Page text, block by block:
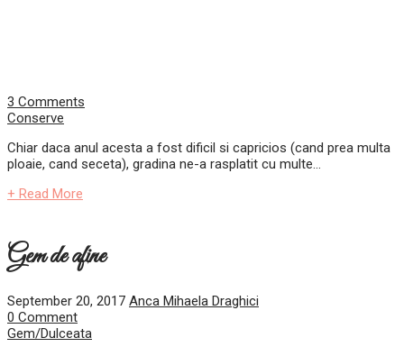
3 Comments
Conserve
Chiar daca anul acesta a fost dificil si capricios (cand prea multa
ploaie, cand seceta), gradina ne-a rasplatit cu multe...
+ Read More
Gem de afine
September 20, 2017 Anca Mihaela Draghici
0 Comment
Gem/Dulceata